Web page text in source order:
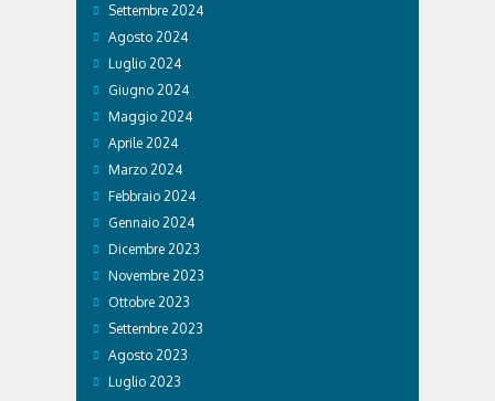
Settembre 2024
Agosto 2024
Luglio 2024
Giugno 2024
Maggio 2024
Aprile 2024
Marzo 2024
Febbraio 2024
Gennaio 2024
Dicembre 2023
Novembre 2023
Ottobre 2023
Settembre 2023
Agosto 2023
Luglio 2023